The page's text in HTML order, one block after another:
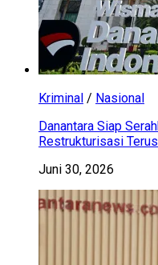
Kriminal / Nasional
Danantara Siap
Restrukturisasi
Juni 30, 2026